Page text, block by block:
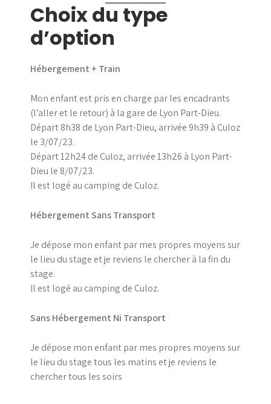
Choix du type
d’option
Hébergement + Train
Mon enfant est pris en charge par les encadrants
(l’aller et le retour) à la gare de Lyon Part-Dieu.
Départ 8h38 de Lyon Part-Dieu, arrivée 9h39 à Culoz
le 3/07/23.
Départ 12h24 de Culoz, arrivée 13h26 à Lyon Part-
Dieu le 8/07/23.
Il est logé au camping de Culoz.
Hébergement Sans Transport
Je dépose mon enfant par mes propres moyens sur
le lieu du stage et je reviens le chercher à la fin du
stage.
Il est logé au camping de Culoz.
Sans Hébergement Ni Transport
Je dépose mon enfant par mes propres moyens sur
le lieu du stage tous les matins et je reviens le
chercher tous les soirs